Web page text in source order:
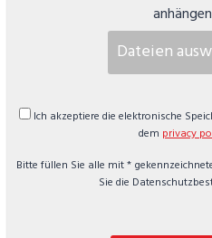
Dateien
Ich akzeptiere die elektronische
dem privacy
Bitte füllen Sie alle mit *
Sie die